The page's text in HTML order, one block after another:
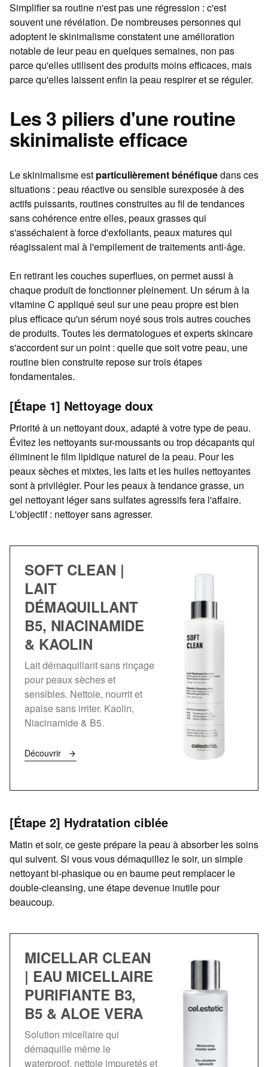
Simplifier sa routine n'est pas une régression : c'est
souvent une révélation. De nombreuses personnes qui
adoptent le skinimalisme constatent une amélioration
notable de leur peau en quelques semaines, non pas
parce qu'elles utilisent des produits moins efficaces, mais
parce qu'elles laissent enfin la peau respirer et se réguler.
Les 3 piliers d'une routine
skinimaliste efficace
Le skinimalisme est particulièrement bénéfiquedans ces
situations : peau réactive ou sensible surexposée à des
actifs puissants, routines construites au fil de tendances
sans cohérence entre elles, peaux grasses qui
s'asséchaient à force d'exfoliants, peaux matures qui
réagissaient mal à l'empilement de traitements anti-âge.
En retirant les couches superflues, on permet aussi à
chaque produit de fonctionner pleinement. Un sérum à la
vitamine C appliqué seul sur une peau propre est bien
plus efficace qu'un sérum noyé sous trois autres couches
de produits. Toutes les dermatologues et experts skincare
s'accordent sur un point : quelle que soit votre peau, une
routine bien construite repose sur trois étapes
fondamentales.
[Étape 1] Nettoyage doux
Priorité à un nettoyant doux, adapté à votre type de peau.
Évitez les nettoyants sur-moussants ou trop décapants qui
éliminent le film lipidique naturel de la peau. Pour les
peaux sèches et mixtes, les laits et les huiles nettoyantes
sont à privilégier. Pour les peaux à tendance grasse, un
gel nettoyant léger sans sulfates agressifs fera l'affaire.
L'objectif : nettoyer sans agresser.
SOFT CLEAN |
LAIT
DÉMAQUILLANT
B5, NIACINAMIDE
& KAOLIN
Lait démaquillant sans rinçage
pour peaux sèches et
sensibles. Nettoie, nourrit et
apaise sans irriter. Kaolin,
Niacinamide & B5.
Découvrir
[Étape 2] Hydratation ciblée
Matin et soir, ce geste prépare la peau à absorber les soins
qui suivent. Si vous vous démaquillez le soir, un simple
nettoyant bi-phasique ou en baume peut remplacer le
double-cleansing, une étape devenue inutile pour
beaucoup.
MICELLAR CLEAN
| EAU MICELLAIRE
PURIFIANTE B3,
B5 & ALOE VERA
Solution micellaire qui
démaquille même le
waterproof, nettoie impuretés et